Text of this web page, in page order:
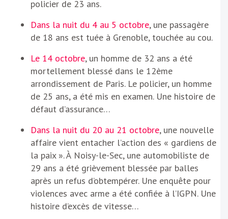
policier de 23 ans.
Dans la nuit du 4 au 5 octobre, une passagère
de 18 ans est tuée à Grenoble, touchée au cou.
Le 14 octobre, un homme de 32 ans a été
mortellement blessé dans le 12ème
arrondissement de Paris. Le policier, un homme
de 25 ans, a été mis en examen. Une histoire de
défaut d’assurance…
Dans la nuit du 20 au 21 octobre, une nouvelle
affaire vient entacher l’action des « gardiens de
la paix ». À Noisy-le-Sec, une automobiliste de
29 ans a été grièvement blessée par balles
après un refus d’obtempérer. Une enquête pour
violences avec arme a été confiée à l’IGPN. Une
histoire d’excès de vitesse…